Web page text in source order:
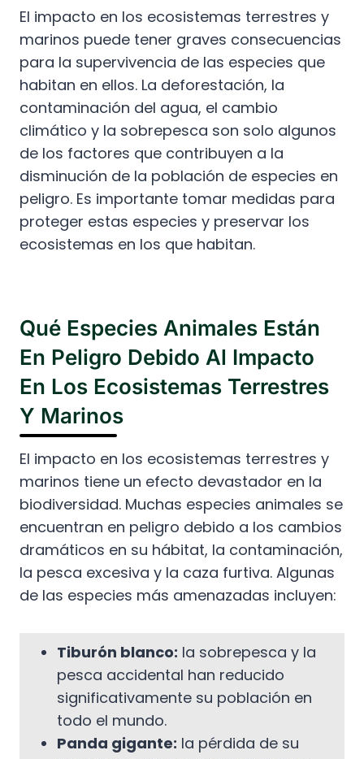
El impacto en los ecosistemas terrestres y
marinos puede tener graves consecuencias
para la supervivencia de las especies que
habitan en ellos. La deforestación, la
contaminación del agua, el cambio
climático y la sobrepesca son solo algunos
de los factores que contribuyen a la
disminución de la población de especies en
peligro. Es importante tomar medidas para
proteger estas especies y preservar los
ecosistemas en los que habitan.
Qué Especies Animales Están
En Peligro Debido Al Impacto
En Los Ecosistemas Terrestres
Y Marinos
El impacto en los ecosistemas terrestres y
marinos tiene un efecto devastador en la
biodiversidad. Muchas especies animales se
encuentran en peligro debido a los cambios
dramáticos en su hábitat, la contaminación,
la pesca excesiva y la caza furtiva. Algunas
de las especies más amenazadas incluyen:
Tiburón blanco: la sobrepesca y la
pesca accidental han reducido
significativamente su población en
todo el mundo.
Panda gigante: la pérdida de su